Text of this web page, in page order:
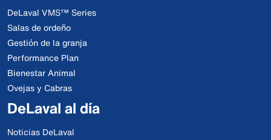
DeLaval VMS™ Series
Salas de ordeño
Gestión de la granja
Performance Plan
Bienestar Animal
Ovejas y Cabras
DeLaval al día
Noticias DeLaval